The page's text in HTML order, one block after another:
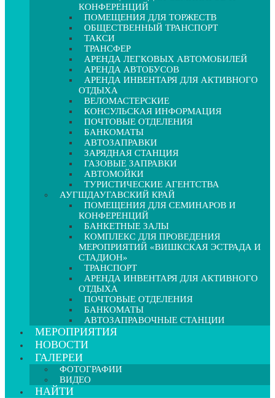
КОНФЕРЕНЦИЙ
ПОМЕЩЕНИЯ ДЛЯ ТОРЖЕСТВ
ОБЩЕСТВЕННЫЙ ТРАНСПОРТ
ТАКСИ
ТРАНСФЕР
АРЕНДА ЛЕГКОВЫХ АВТОМОБИЛЕЙ
АРЕНДА АВТОБУСОВ
АРЕНДА ИНВЕНТАРЯ ДЛЯ АКТИВНОГО
ОТДЫХА
ВЕЛОМАСТЕРСКИЕ
КОНСУЛЬСКАЯ ИНФОРМАЦИЯ
ПОЧТОВЫЕ ОТДЕЛЕНИЯ
БАНКОМАТЫ
АВТОЗАПРАВКИ
ЗАРЯДНАЯ СТАНЦИЯ
ГАЗОВЫЕ ЗАПРАВКИ
АВТОМОЙКИ
ТУРИСТИЧЕСКИЕ АГЕНТСТВА
АУГШДАУГАВСКИЙ КРАЙ
ПОМЕЩЕНИЯ ДЛЯ СЕМИНАРОВ И
КОНФЕРЕНЦИЙ
БАНКЕТНЫЕ ЗАЛЫ
КОМПЛЕКС ДЛЯ ПРОВЕДЕНИЯ
МЕРОПРИЯТИЙ «ВИШКСКАЯ ЭСТРАДА И
СТАДИОН»
ТРАНСПОРТ
АРЕНДА ИНВЕНТАРЯ ДЛЯ АКТИВНОГО
ОТДЫХА
ПОЧТОВЫЕ ОТДЕЛЕНИЯ
БАНКОМАТЫ
АВТОЗАПРАВОЧНЫЕ СТАНЦИИ
МЕРОПРИЯТИЯ
НОВОСТИ
ГАЛЕРЕИ
ФОТОГРАФИИ
ВИДЕО
НАЙТИ